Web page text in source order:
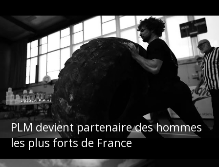
PLM devient partenaire des hommes
les plus forts de France